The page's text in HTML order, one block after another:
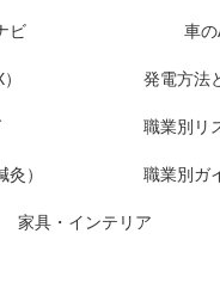
ビ 車
発電方法
職業別リ
） 職業別ガ
家具・インテリア